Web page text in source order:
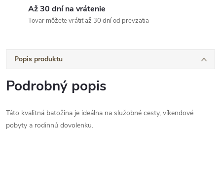
Až 30 dní na vrátenie
Tovar môžete vrátiť až 30 dní od prevzatia
Popis produktu
Podrobný popis
Táto kvalitná batožina je ideálna na služobné cesty, víkendové
pobyty a rodinnú dovolenku.